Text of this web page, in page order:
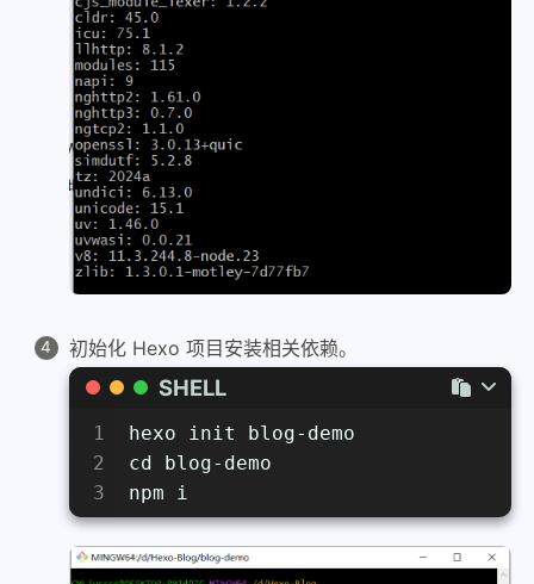
初始化 Hexo 项目安装相关依赖。
SHELL
1
2
3
hexo init blog-demo
cd blog-demo
npm i